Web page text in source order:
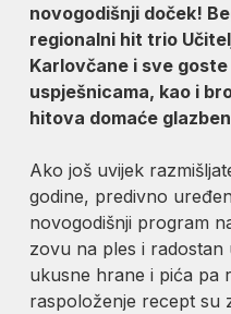
novogodišnji doček!
regionalni hit trio
Karlovčane i sve
uspješnicama, kao i
hitova domaće
Ako još uvijek
godine, predivno
novogodišnji program
zovu na ples i radostan
ukusne hrane i pića pa
raspoloženje recept